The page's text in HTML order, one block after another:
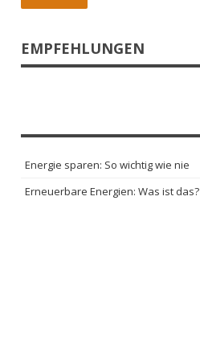
EMPFEHLUNGEN
Energie sparen: So wichtig wie nie
Erneuerbare Energien: Was ist das?